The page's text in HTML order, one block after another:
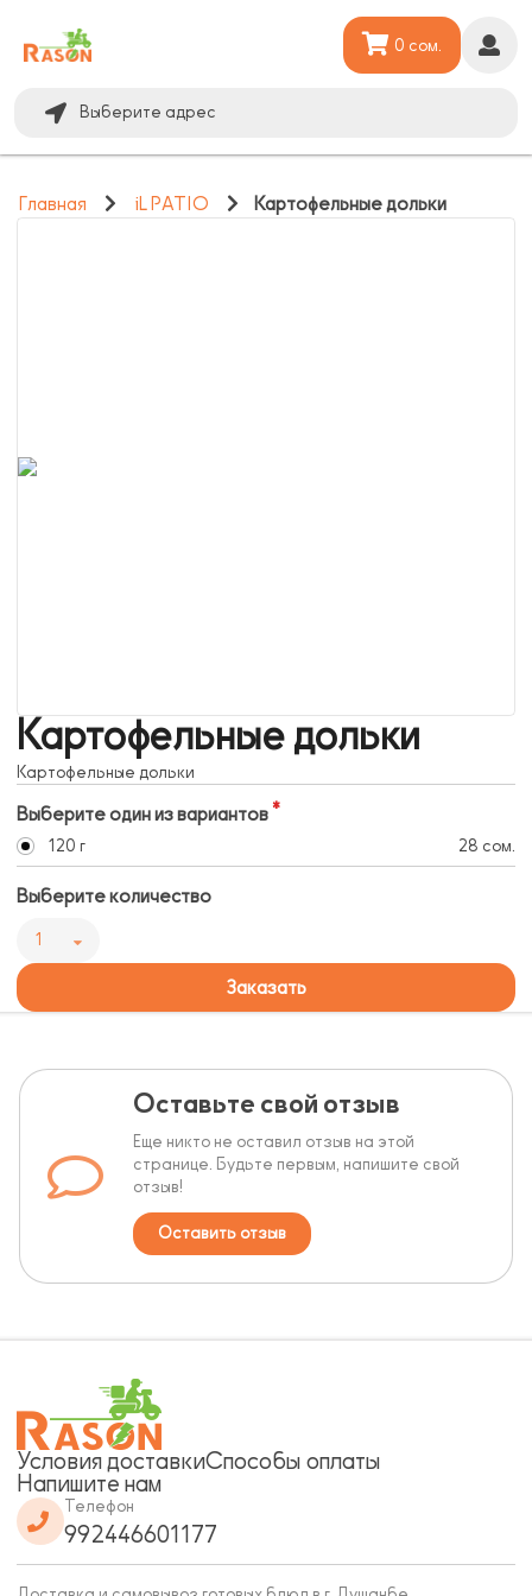
Выберите адрес
0 сом.
Главная iL PATIO Картофельные дольки
Картофельные дольки
Картофельные дольки
Выберите один из вариантов
120 г 28 сом.
Выберите количество
1
Заказать
Оставьте свой отзыв
Еще никто не оставил отзыв на этой
странице. Будьте первым, напишите свой
отзыв!
Оставить отзыв
Условия доставкиСпособы оплаты
Напишите нам
Телефон
992446601177